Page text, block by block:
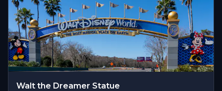
Walt the Dreamer Statue